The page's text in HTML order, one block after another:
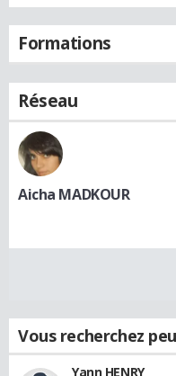
Formations
Réseau
Aicha MADKOUR
Vous recherchez
Yann HENRY